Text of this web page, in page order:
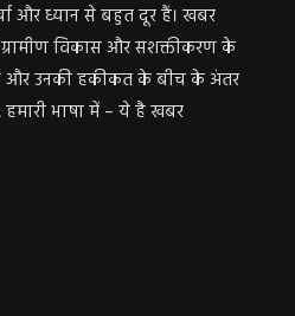
और ध्यान से बहुत दूर हैं। खबर
विकास और सशक्तीकरण के
और उनकी हकीकत के बीच के अंतर
भाषा में – ये है खबर